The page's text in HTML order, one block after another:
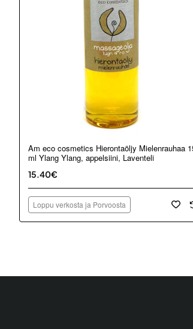
Loppu verkosta ja Porvoosta
Am eco cosmetics Hierontaöljy Mielenrauhaa
ml Ylang Ylang, appelsiini, Laventeli
15.40€
Loppu verkosta ja Porvoosta